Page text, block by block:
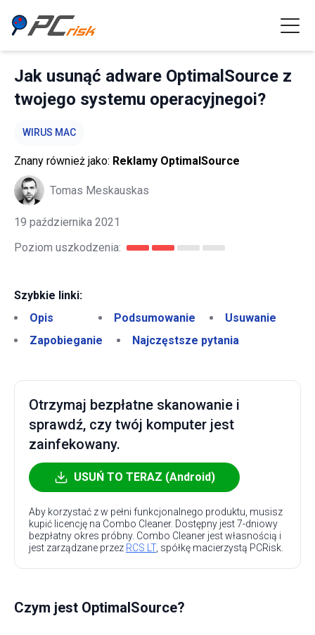
Jak usunąć adware OptimalSource z
twojego systemu operacyjnegoi?
WIRUS MAC
Znany również jako: Reklamy OptimalSource
Tomas Meskauskas
19 października 2021
Poziom uszkodzenia:
Szybkie linki:
Opis
Podsumowanie
Usuwanie
Zapobieganie
Najczęstsze pytania
Otrzymaj bezpłatne skanowanie i
sprawdź, czy twój komputer jest
zainfekowany.
USUŃ TO TERAZ (Android)
Aby korzystać z w pełni funkcjonalnego produktu, musisz
kupić licencję na Combo Cleaner. Dostępny jest 7-dniowy
bezpłatny okres próbny. Combo Cleaner jest własnością i
jest zarządzane przez RCS LT, spółkę macierzystą PCRisk.
Czym jest OptimalSource?